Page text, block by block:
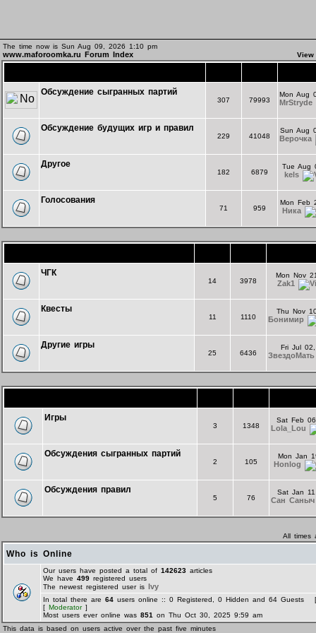
The time now is Sun Aug 09, 2026 1:10 pm
www.maforoomka.ru Forum Index View
Обсуждение сыгранных партий
307 79993
Mon Aug
MrStryde
Обсуждение будущих игр и правил
229 41048
Sun Aug
Верочка
Другое
182 6879
Tue Aug
kels
Голосования
71 959
Mon Feb
Ника
ЧГК
14 3978
Mon Nov
Zak1
Квесты
11 1110
Thu Nov
Бонимир
Другие игры
25 6436
Fri Jul
ЗвездоМать
Игры
3 1348
Sat Feb
Lola_Lou
Обсуждения сыгранных партий
2 105
Mon Jan
Honlog
Обсуждения правил
5 76
Sat Jan
Сан Саныч
All times
Who is Online
Our users have posted a total of 142623 articles
We have 499 registered users
The newest registered user is Ivy
In total there are 64 users online :: 0 Registered, 0 Hidden and 64 Guests
[ Moderator]
Most users ever online was 851
on Thu Oct 30, 2025 9:59 am
This data is based on users active over the past five minutes